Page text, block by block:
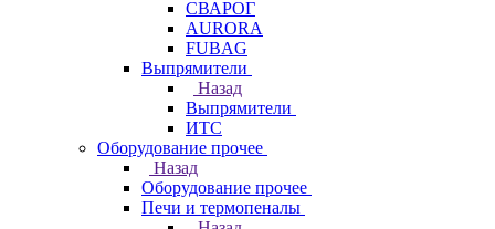
СВАРОГ
AURORA
FUBAG
Выпрямители
Назад
Выпрямители
ИТС
Оборудование прочее
Назад
Оборудование прочее
Печи и термопеналы